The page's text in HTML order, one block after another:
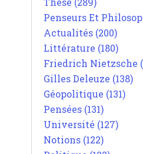
Penseurs Et
Actualités (200)
Littérature (180)
Friedrich Nietzsche
Gilles Deleuze (138)
Géopolitique (131)
Pensées (131)
Université (127)
Notions (122)